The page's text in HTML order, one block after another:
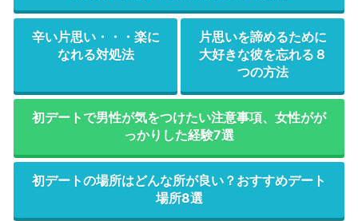
辛い片思い・・・楽に
なれる対処法
片思いを諦めるために
大好きな彼を忘れる８
つの方法
初デートで男性が気をつけたい注意事項、女性がが
っかりした経験7選
初デートの場所はどんな所が良い？おすすめデート
場所8選